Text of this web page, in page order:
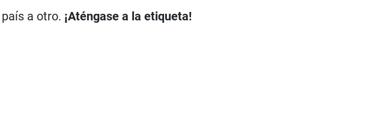
a otro. ¡Aténgase a la etiqueta!